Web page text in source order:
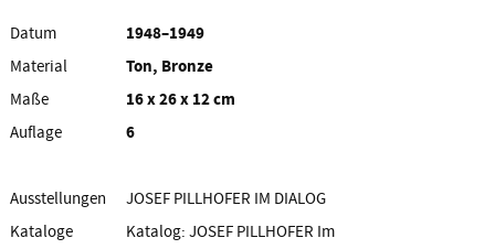
Datum
1948–1949
Material
Ton, Bronze
Maße
16 x 26 x 12 cm
Auflage
6
Ausstellungen
JOSEF PILLHOFER IM DIALOG
MIT CÉZANNE, GIACOMETTI,
Kataloge
Katalog: JOSEF PILLHOFER Im